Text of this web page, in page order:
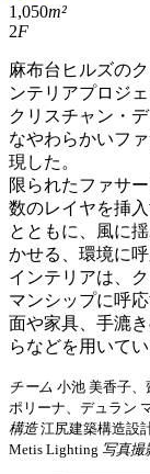
1,050m²
2F
麻布台ヒルズの
ンテリアプロジェ
クリスチャン・
なやわらかいフ
現した。
限られたファサ
数のレイヤを挿
とともに、風に
かせる、環境に
インテリアは、
マンシップに呼
面や家具、手漉
らなどを用いてい
チーム 小池 美香子、
ポリーナ、デュラン
構造 江尻建築構造設
Metis Lighting 写真撮